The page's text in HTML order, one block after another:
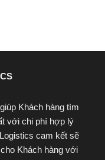
Khách hàng tìm
với chi phí hợp lý
cam kết sẽ
Khách hàng với